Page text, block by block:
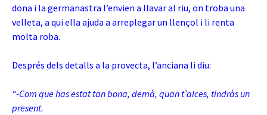
dona i la germanastra l’envien a llavar al riu, on troba una
velleta, a qui ella ajuda a arreplegar un llençol i li renta
molta roba.
Després dels detalls a la provecta, l’anciana li diu:
“-Com que has estat tan bona, demà, quan t’alces, tindràs un
present.